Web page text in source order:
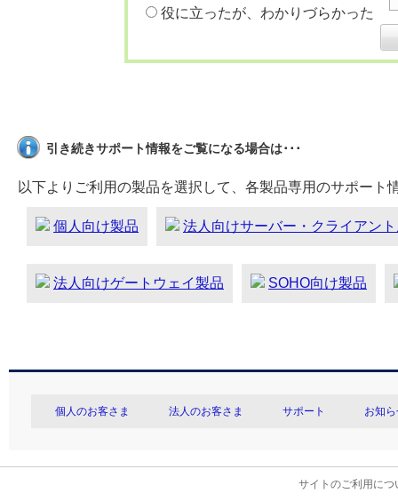
役に立ったが、わかりづらかった
引き続きサポート情報をご覧になる場合は･･･
以下よりご利用の製品を選択して、各製品専用のサポート
個人向け製品 法人向けサーバー・クライアン
法人向けゲートウェイ製品 SOHO向け製品
個人のお客さま 法人のお客さま サポート お知
サイトのご利用につ